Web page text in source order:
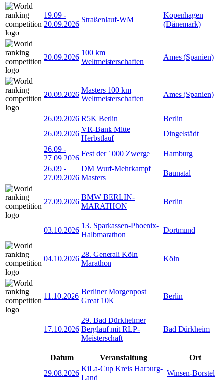
19.09 -
20.09.2026
Straßenlauf-WM
Kopenhagen
(Dänemark)
20.09.2026
100 km
Weltmeisterschaften
Ames (Spanien)
20.09.2026
Masters 100 km
Weltmeisterschaften
Ames (Spanien)
26.09.2026 R5K Berlin
Berlin
26.09.2026
VR-Bank Mitte
Herbstlauf
Dingelstädt
26.09 -
27.09.2026
Fest der 1000 Zwerge
Hamburg
26.09 -
27.09.2026
DM Wurf-Mehrkampf
Masters
Baunatal
27.09.2026
BMW BERLIN-
MARATHON
Berlin
03.10.2026
13. Sparkassen-Phoenix-
Halbmarathon
Dortmund
04.10.2026
28. Generali Köln
Marathon
Köln
11.10.2026
Berliner Morgenpost
Great 10K
Berlin
17.10.2026
29. Bad Dürkheimer
Berglauf mit RLP-
Meisterschaft
Bad Dürkheim
Datum Veranstaltung
Ort
29.08.2026
KiLa-Cup Kreis Harburg-
Land
Winsen-Borstel